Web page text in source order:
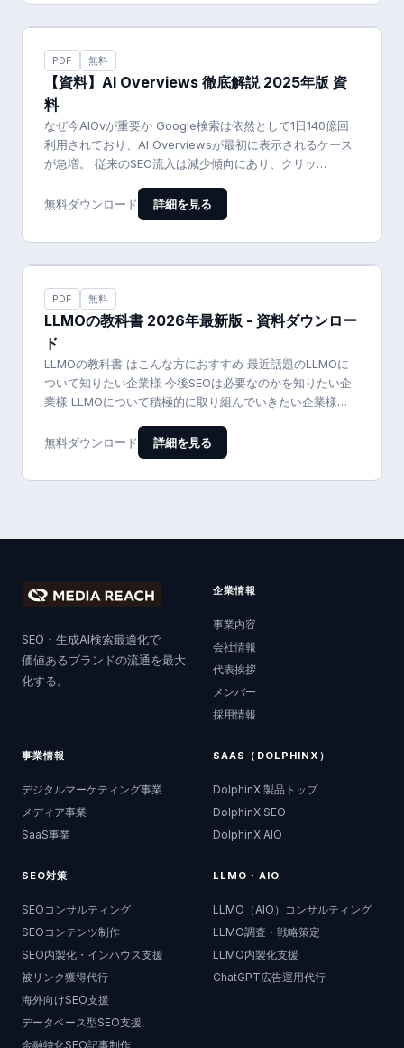
PDF 無料
【資料】AI Overviews 徹底解説 2025年版 資
料
なぜ今AIOvが重要か Google検索は依然として1日140億回
利用されており、AI Overviewsが最初に表示されるケース
が急増。 従来のSEO流入は減少傾向にあり、クリッ…
無料ダウンロード 詳細を見る
PDF 無料
LLMOの教科書 2026年最新版 - 資料ダウンロー
ド
LLMOの教科書 はこんな方におすすめ 最近話題のLLMOに
ついて知りたい企業様 今後SEOは必要なのかを知りたい企
業様 LLMOについて積極的に取り組んでいきたい企業様
無料ダウンロード 詳細を見る
SEO・生成AI検索最適化で
価値あるブランドの流通を最大
化する。
企業情報
事業内容
会社情報
代表挨拶
メンバー
採用情報
事業情報
デジタルマーケティング事業
メディア事業
SaaS事業
SAAS（DOLPHINX）
DolphinX 製品トップ
DolphinX SEO
DolphinX AIO
SEO対策
SEOコンサルティング
SEOコンテンツ制作
SEO内製化・インハウス支援
被リンク獲得代行
海外向けSEO支援
データベース型SEO支援
金融特化SEO記事制作
LLMO・AIO
LLMO（AIO）コンサルティング
LLMO調査・戦略策定
LLMO内製化支援
ChatGPT広告運用代行